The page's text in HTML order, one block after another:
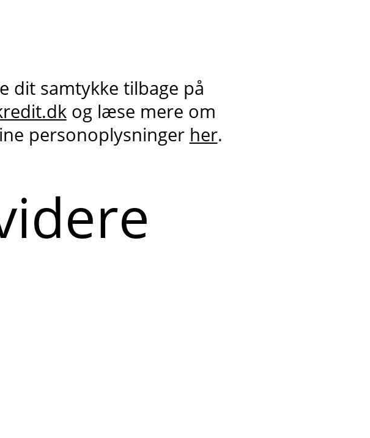
dit samtykke tilbage på
og læse mere om
personoplysninger her.